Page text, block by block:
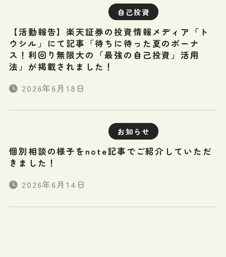
自己投資
【活動報告】楽天証券の投資情報メディア「ト
ウシル」にて記事「待ちに待った夏のボーナ
ス！利回り無限大の「最強の自己投資」活用
法」が掲載されました！
2026年6月18日
お知らせ
個別相談の様子をnote記事でご紹介していただ
きました！
2026年6月14日